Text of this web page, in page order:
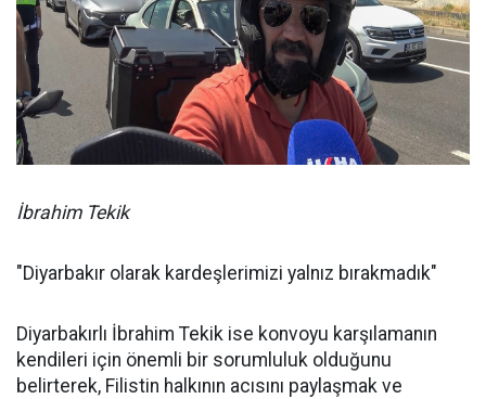
İbrahim Tekik
"Diyarbakır olarak kardeşlerimizi yalnız bırakmadık"
Diyarbakırlı İbrahim Tekik ise konvoyu karşılamanın
kendileri için önemli bir sorumluluk olduğunu
belirterek, Filistin halkının acısını paylaşmak ve